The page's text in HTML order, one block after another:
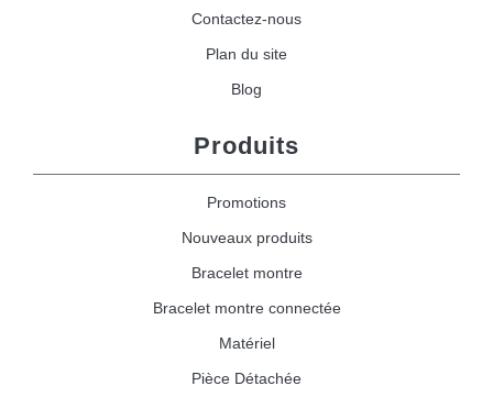
Contactez-nous
Plan du site
Blog
Produits
Promotions
Nouveaux produits
Bracelet montre
Bracelet montre connectée
Matériel
Pièce Détachée